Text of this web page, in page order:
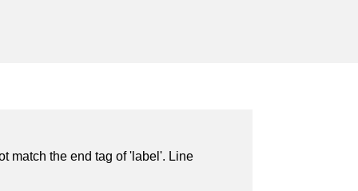
match the end tag of 'label'. Line